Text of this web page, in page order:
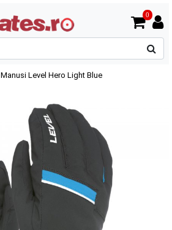
0
Manusi Level Hero Light Blue